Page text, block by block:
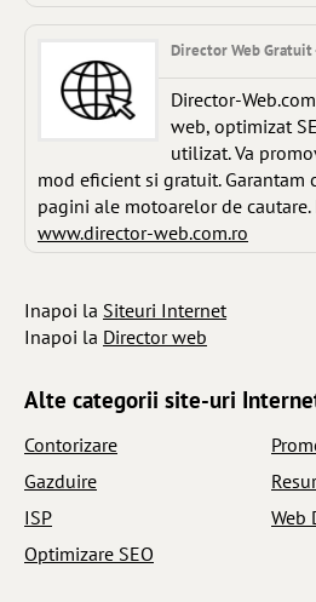
Director Web Gratuit
Director-
web, optimizat
utilizat. Va
mod eficient si gratuit. Garantam
pagini ale motoarelor de
www.director-web.com.ro
Inapoi la Siteuri Internet
Inapoi la Director web
Alte categorii site-uri
Contorizare
Gazduire
ISP
Optimizare SEO
Web